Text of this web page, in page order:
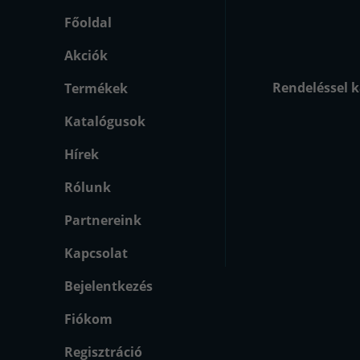
Főoldal
Akciók
Termékek
Katalógusok
Hírek
Rólunk
Partnereink
Kapcsolat
Bejelentkezés
Fiókom
Regisztráció
Rendeléssel